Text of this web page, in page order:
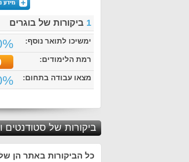
1 ביקורות של בוגרים
ימשיכו לתואר נוסף:
רמת הלימודים:
מצאו עבודה בתחום:
ביקורות של סטודנטים
כל הביקורות באתר הן